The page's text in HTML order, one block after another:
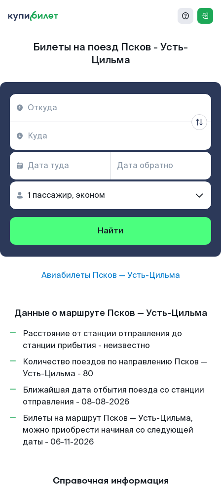
Билеты на поезд Псков - Усть-
Цильма
Найти
Авиабилеты Псков — Усть-Цильма
Данные о маршруте Псков — Усть-Цильма
Расстояние от станции отправления до
станции прибытия - неизвестно
Количество поездов по направлению Псков —
Усть-Цильма - 80
Ближайшая дата отбытия поезда со станции
отправления - 08-08-2026
Билеты на маршрут Псков — Усть-Цильма,
можно приобрести начиная со следующей
даты - 06-11-2026
Справочная информация